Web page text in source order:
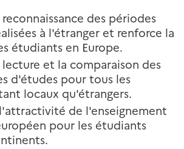
des périodes
à l'étranger et renforce la
étudiants en Europe.
et la comparaison des
d'études pour tous les
locaux qu'étrangers.
de l'enseignement
pour les étudiants